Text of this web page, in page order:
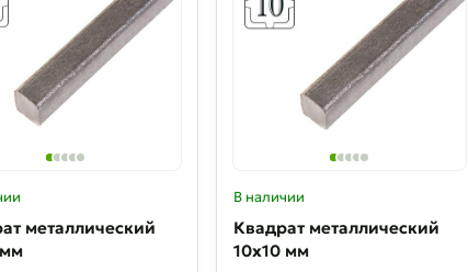
металлический
В наличии
Квадрат металлический
10х10 мм